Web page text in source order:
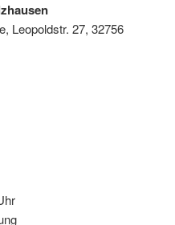
Leopoldstr. 27, 32756